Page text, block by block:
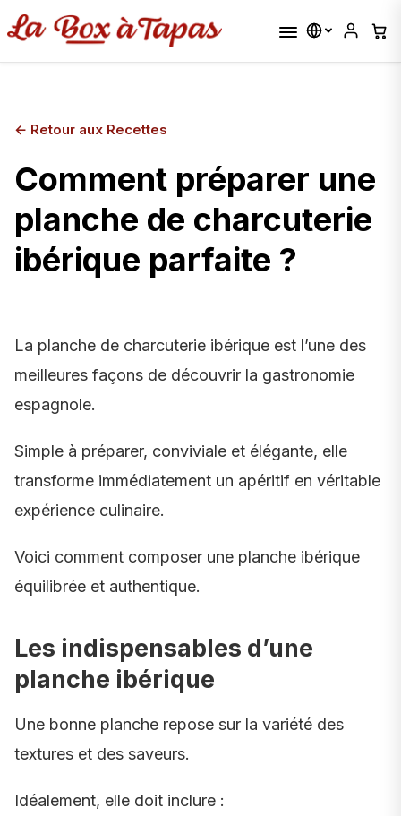
← Retour aux Recettes
Comment préparer une
planche de charcuterie
ibérique parfaite ?
La planche de charcuterie ibérique est l’une des
meilleures façons de découvrir la gastronomie
espagnole.
Simple à préparer, conviviale et élégante, elle
transforme immédiatement un apéritif en véritable
expérience culinaire.
Voici comment composer une planche ibérique
équilibrée et authentique.
Les indispensables d’une
planche ibérique
Une bonne planche repose sur la variété des
textures et des saveurs.
Idéalement, elle doit inclure :